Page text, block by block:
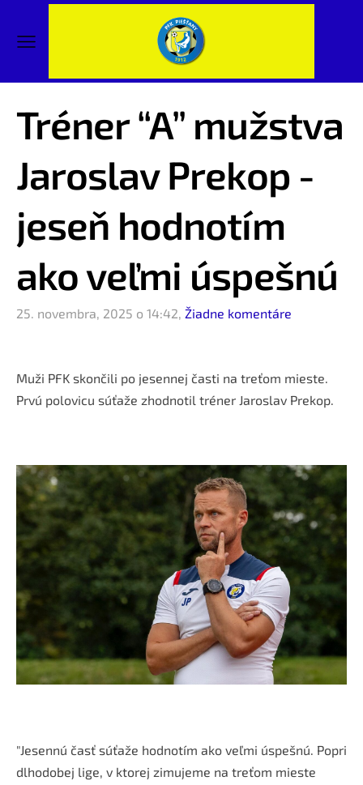
Tréner “A” mužstva
Jaroslav Prekop -
jeseň hodnotím
ako veľmi úspešnú
25. novembra, 2025 o 14:42, Žiadne komentáre
Muži PFK skončili po jesennej časti na treťom mieste.
Prvú polovicu súťaže zhodnotil tréner Jaroslav Prekop.
"Jesennú časť súťaže hodnotím ako veľmi úspešnú. Popri
dlhodobej lige, v ktorej zimujeme na treťom mieste